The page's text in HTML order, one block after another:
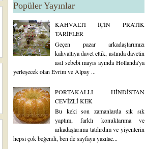
Popüler Yayınlar
KAHVALTI İÇİN PRATİK
TARİFLER
Geçen pazar arkadaşlarımızı
kahvaltıya davet ettik, aslında davetin
asıl sebebi mayıs ayında Hollanda'ya
yerleşecek olan Evrim ve Alpay ...
PORTAKALLI HİNDİSTAN
CEVİZLİ KEK
Bu keki son zamanlarda sık sık
yaptım, farklı konuklarıma ve
arkadaşlarıma tatdırdım ve yiyenlerin
hepsi çok beğendi, ben de sayfaya yazılac...